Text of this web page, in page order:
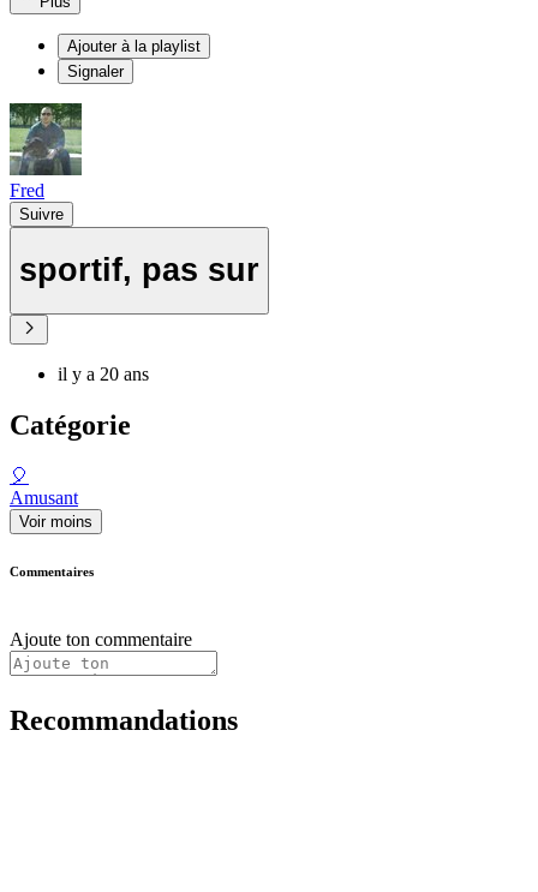
Ajouter à la playlist
Signaler
Fred
Suivre
sportif, pas sur
il y a 20 ans
Catégorie
🎈
Amusant
Voir moins
Commentaires
Ajoute ton commentaire
Recommandations